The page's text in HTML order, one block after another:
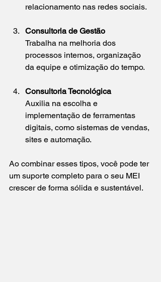
relacionamento nas redes sociais.
Consultoria de Gestão
Trabalha na melhoria dos
processos internos, organização
da equipe e otimização do tempo.
Consultoria Tecnológica
Auxilia na escolha e
implementação de ferramentas
digitais, como sistemas de vendas,
sites e automação.
Ao combinar esses tipos, você pode ter
um suporte completo para o seu MEI
crescer de forma sólida e sustentável.